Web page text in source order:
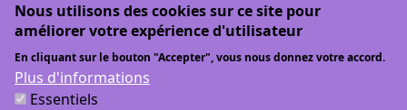
Nous utilisons des cookies sur ce site pour
améliorer votre expérience d'utilisateur
En cliquant sur le bouton "Accepter", vous nous donnez votre accord.
Plus d'informations
Essentiels